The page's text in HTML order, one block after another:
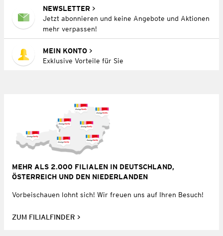
NEWSLETTER
Jetzt abonnieren und keine Angebote und Aktionen
mehr verpassen!
MEIN KONTO
Exklusive Vorteile für Sie
MEHR ALS 2.000 FILIALEN IN DEUTSCHLAND,
ÖSTERREICH UND DEN NIEDERLANDEN
Vorbeischauen lohnt sich! Wir freuen uns auf Ihren Besuch!
ZUM FILIALFINDER